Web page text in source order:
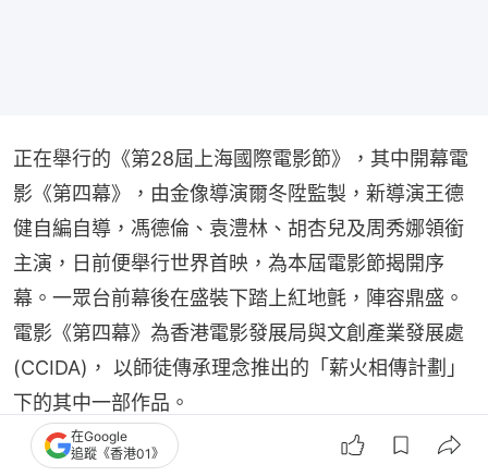
正在舉行的《第28屆上海國際電影節》，其中開幕電
影《第四幕》，由金像導演爾冬陞監製，新導演王德
健自編自導，馮德倫、袁澧林、胡杏兒及周秀娜領銜
主演，日前便舉行世界首映，為本屆電影節揭開序
幕。一眾台前幕後在盛裝下踏上紅地氈，陣容鼎盛。
電影《第四幕》為香港電影發展局與文創產業發展處
(CCIDA)， 以師徒傳承理念推出的「薪火相傳計劃」
下的其中一部作品。
在Google
追蹤《香港01》